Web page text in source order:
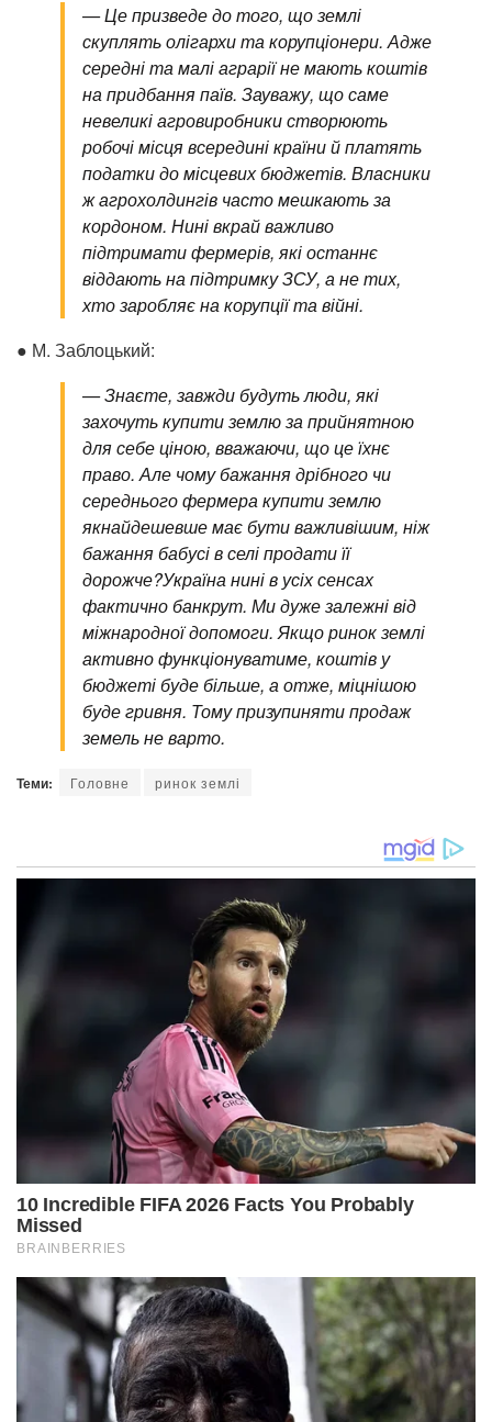
—Це призведе до того, що землі
скуплять олігархи та корупціонери. Адже
середні та малі аграрії не мають коштів
на придбання паїв. Зауважу, що саме
невеликі агровиробники створюють
робочі місця всередині країни й платять
податки до місцевих бюджетів. Власники
ж агрохолдингів часто мешкають за
кордоном. Нині вкрай важливо
підтримати фермерів, які останнє
віддають на підтримку ЗСУ, а не тих,
хто заробляє на корупції та війні.
● М. Заблоцький:
—Знаєте, завжди будуть люди, які
захочуть купити землю за прийнятною
для себе ціною, вважаючи, що це їхнє
право. Але чому бажання дрібного чи
середнього фермера купити землю
якнайдешевше має бути важливішим, ніж
бажання бабусі в селі продати її
дорожче?Україна нині в усіх сенсах
фактично банкрут. Ми дуже залежні від
міжнародної допомоги. Якщо ринок землі
активно функціонуватиме, коштів у
бюджеті буде більше, а отже, міцнішою
буде гривня. Тому призупиняти продаж
земель не варто.
Теми: Головне ринок землі